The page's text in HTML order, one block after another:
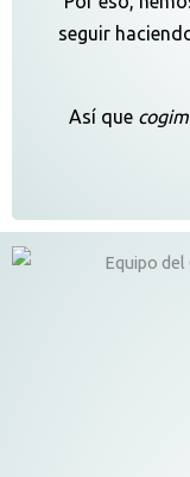
seguir
Así que